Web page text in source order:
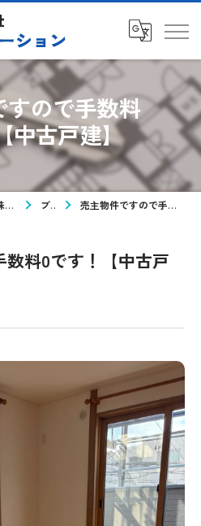
すので手数料
中古戸建】
東大阪市の不動産売却なら株式会社ユー・コーポレーション ブログ 売主物件ですので手数料0です！【中古戸建】
料0です！【中古戸